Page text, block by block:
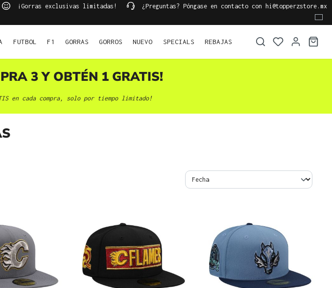
¡Gorras exclusivas limitadas! ¿Preguntas? Póngase en contacto con hi@topperzstore.mx
FUTBOL F1 GORRAS GORROS NUEVO SPECIALS REBAJAS
3 Y OBTÉN 1 GRATIS!
en cada compra, solo por tiempo limitado!